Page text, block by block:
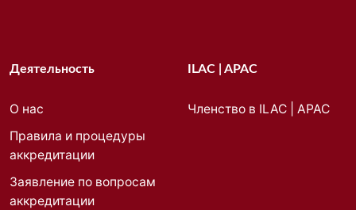
Деятельность
О нас
Правила и процедуры
аккредитации
Заявление по вопросам
аккредитации
ILAC | APAC
Членство в ILAC | APAC